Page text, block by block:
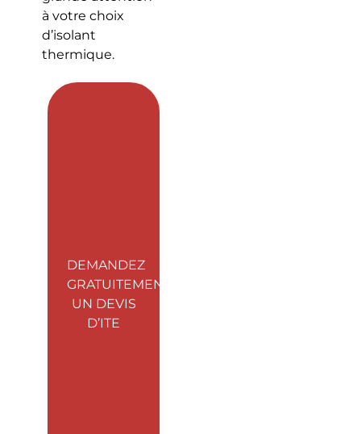
à votre choix
d’isolant
thermique.
DEMANDEZ
GRATUITEMENT
UN DEVIS
D’ITE